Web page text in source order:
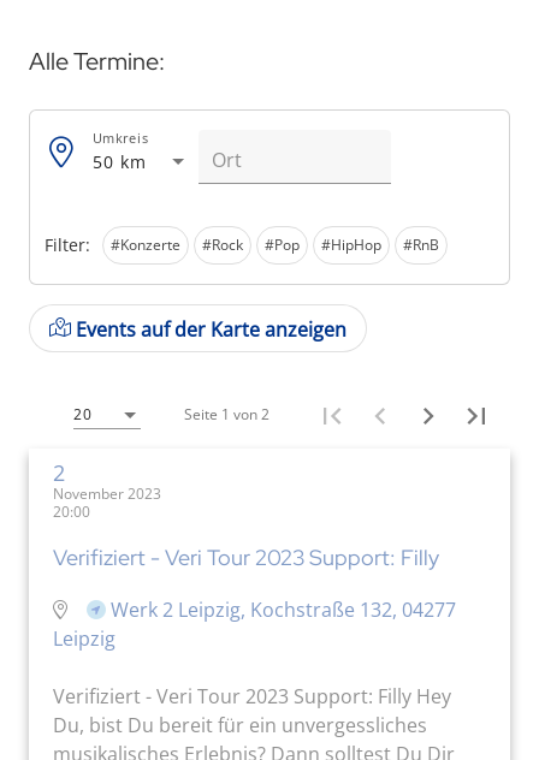
Alle Termine:
Filter: #Konzerte #Rock #Pop #HipHop #RnB
50 km
Umkreis
Events auf der Karte anzeigen
20 Seite 1 von 2
2
November 2023
20:00
Verifiziert - Veri Tour 2023 Support: Filly
Werk 2 Leipzig, Kochstraße 132, 04277
Leipzig
Verifiziert - Veri Tour 2023 Support: Filly Hey
Du, bist Du bereit für ein unvergessliches
musikalisches Erlebnis? Dann solltest Du Dir